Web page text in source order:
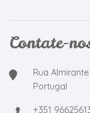
Contate-
Rua
Portugal
+351